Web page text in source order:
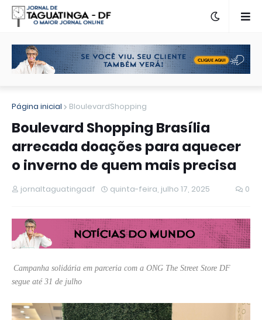
Página inicial BloulevardShopping
Boulevard Shopping Brasília
arrecada doações para aquecer
o inverno de quem mais precisa
jornaltaguatingadf quinta-feira, julho 17, 2025 0
Campanha solidária em parceria com a ONG The Street Store DF
segue até 31 de julho